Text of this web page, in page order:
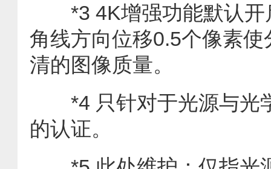
*3 4K增强功能默认开
角线方向位移0.5个像素
清的图像质量。
*4 只针对于光源与光
的认证。